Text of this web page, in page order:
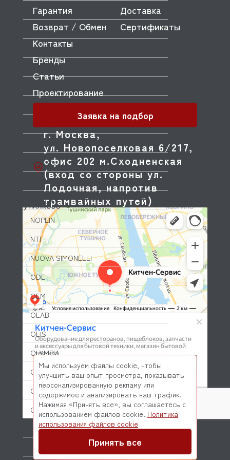
MODULINE
MONDIAL FORNI
MONO
MONOLITH
MORETTI
MORICE
MULLER
MUSSO
MVQ
NEMOX
NOPEIN
NTF
NUOVA SIMONELLI
ODE
OEM
OLAB
OLIS
OLYMPIA
OMNIWASH
ORVED
OZTIRYAKILER
P.L. Proff Cuisine
г. Москва,
ул. Новопоселковая 6/217,
офис 202 м.Сходненская
(вход со стороны ул.
Лодочная, напротив
трамвайных путей)
Гарантия
Доставка
Возврат / Обмен
Сертификаты
Контакты
Бренды
Статьи
Проектирование
Заявка на подбор
© 2026 Kitchen-Service.com Интернет-магазин запчастей
и оборудования профессиональной кухни
Мы используем файлы cookie, чтобы
улучшить ваш опыт просмотра, показывать
персонализированную рекламу или
содержимое и анализировать наш трафик.
Нажимая «Принять все», вы соглашаетесь с
использованием файлов cookie. Политика
использования файлов cookie
Принять все